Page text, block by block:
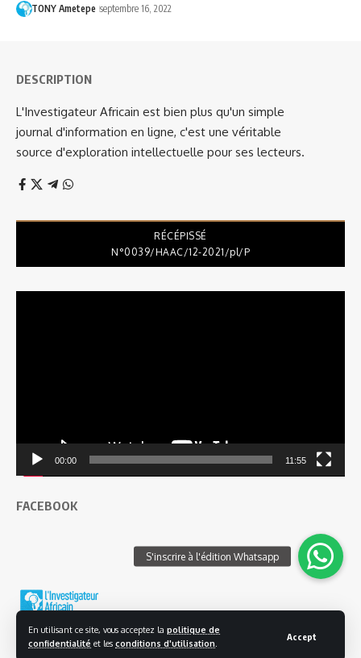
En utilisant ce site, vous acceptez la politique de
confidentialité et les conditions d'utilisation
Accept
TONY Ametepe septembre 16, 2022
DESCRIPTION
L'Investigateur Africain est bien plus qu'un simple
journal d'information en ligne, c'est une véritable
source d'exploration intellectuelle pour ses lecteurs.
RÉCÉPISSÉ
N°0039/HAAC/12-2021/pl/P
00:00 11:55
FACEBOOK
© 2025 L'investigateur Africain | Tous droits réservés